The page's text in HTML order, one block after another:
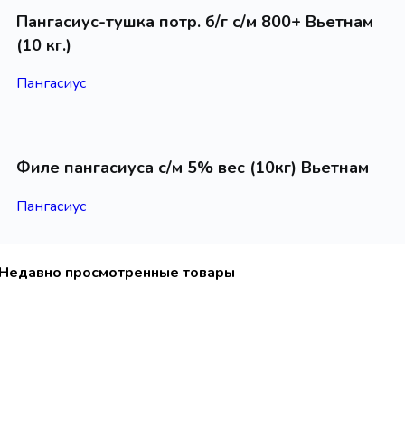
Пангасиус-тушка потр. б/г с/м 800+ Вьетнам
(10 кг.)
Пангасиус
Филе пангасиуса с/м 5% вес (10кг) Вьетнам
Пангасиус
просмотренные товары